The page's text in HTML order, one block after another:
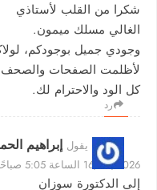
شكرا من القلب لأستاذي
الغالي مسلك ميمون.
وجودي جميل بوجودكم،
لأظلمت الصفحات
كل الود والاحترام لك.
رد
يقول إبراهيم
16/06/2026 الساعة 5:05 صباحًا
إلى الدكتورة سوزان